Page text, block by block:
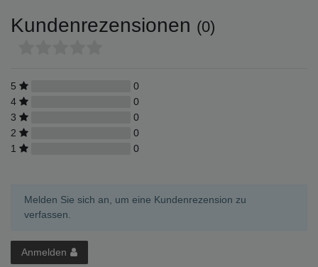
Kundenrezensionen (0)
5
0
4
0
3
0
2
0
1
0
Melden Sie sich an, um eine Kundenrezension zu
verfassen.
Anmelden